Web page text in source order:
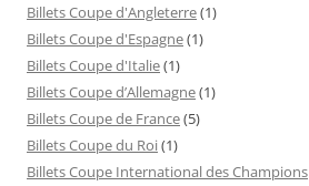
Billets Coupe d'Angleterre(1)
Billets Coupe d'Espagne(1)
Billets Coupe d'Italie(1)
Billets Coupe d’Allemagne(1)
Billets Coupe de France(5)
Billets Coupe du Roi(1)
Billets Coupe International des Champions